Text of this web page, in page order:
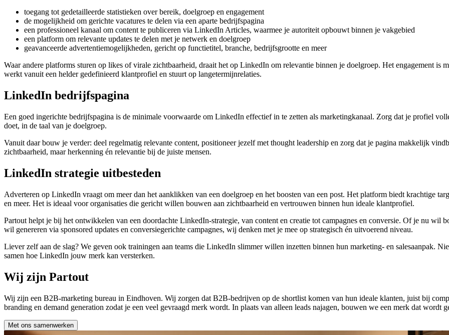
toegang tot gedetailleerde statistieken over bereik, doelgroep en engagement
de mogelijkheid om gerichte vacatures te delen via een aparte bedrijfspagina
een professioneel kanaal om content te publiceren via LinkedIn Articles, waarmee je autoriteit opbouwt binnen je vakgebied
een platform om relevante updates te delen met je netwerk en doelgroep
geavanceerde advertentiemogelijkheden, gericht op functietitel, branche, bedrijfsgrootte en meer
Waar andere platforms sturen op likes of virale zichtbaarheid, draait het op LinkedIn om relevantie binnen je doelgroep. Het engagement is
werkt vanuit een helder gedefinieerd klantprofiel en stuurt op langetermijnrelaties.
LinkedIn bedrijfspagina
Een goed ingerichte bedrijfspagina is de minimale voorwaarde om LinkedIn effectief in te zetten als marketingkanaal. Zorg dat je profiel
doet, in de taal van je doelgroep.
Vanuit daar bouw je verder: deel regelmatig relevante content, positioneer jezelf met thought leadership en zorg dat je pagina makkelijk
zichtbaarheid, maar herkenning én relevantie bij de juiste mensen.
LinkedIn strategie uitbesteden
Adverteren op LinkedIn vraagt om meer dan het aanklikken van een doelgroep en het boosten van een post. Het platform biedt krachtige
en meer. Het is ideaal voor organisaties die gericht willen bouwen aan zichtbaarheid en vertrouwen binnen hun ideale klantprofiel.
Partout helpt je bij het ontwikkelen van een doordachte LinkedIn-strategie, van content en creatie tot campagnes en conversie. Of je nu wil
wil genereren via sponsored updates en conversiegerichte campagnes, wij denken met je mee op strategisch én uitvoerend niveau.
Liever zelf aan de slag? We geven ook trainingen aan teams die LinkedIn slimmer willen inzetten binnen hun marketing- en salesaanpak.
samen hoe LinkedIn jouw merk kan versterken.
Wij zijn Partout
Wij zijn een B2B-marketing bureau in Eindhoven. Wij zorgen dat B2B-bedrijven op de shortlist komen van hun ideale klanten, juist bij
branding en demand generation zodat je een veel gevraagd merk wordt. In plaats van alleen leads najagen, bouwen we een merk dat wordt
Met ons samenwerken